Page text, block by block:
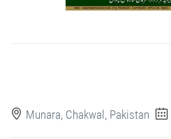
Munara, Chakwal, Pakistan